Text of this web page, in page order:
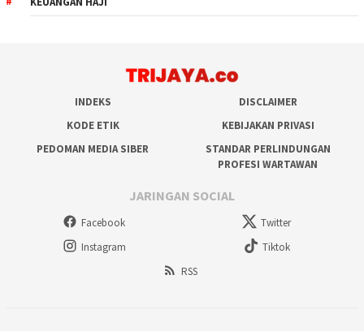
INDEKS
DISCLAIMER
KODE ETIK
KEBIJAKAN PRIVASI
PEDOMAN MEDIA SIBER
STANDAR PERLINDUNGAN
PROFESI WARTAWAN
JARINGAN SOCIAL
Facebook
Twitter
Instagram
Tiktok
RSS